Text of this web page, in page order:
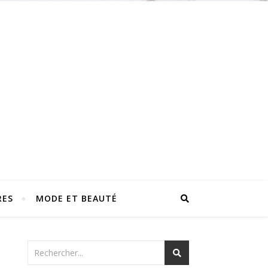
MODE ET BEAUTÉ